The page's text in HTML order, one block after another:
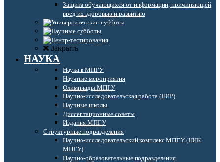
Защита обучающихся от информации, причиняющей
вред их здоровью и развитию
Закрыть
НАУКА
Наука в МПГУ
Научные мероприятия
Олимпиады МПГУ
Научно-исследовательская работа (НИР)
Научные школы
Диссертационные советы
Издания МПГУ
Структурные подразделения
Научно-исследовательский комплекс МПГУ (НИК
МПГУ)
Научно-образовательные подразделения